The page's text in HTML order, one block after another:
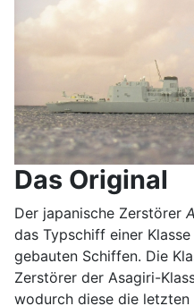
Das Original
Der japanische Zerstörer
das Typschiff einer
gebauten Schiffen. Die
Zerstörer der Asagiri-
wodurch diese die